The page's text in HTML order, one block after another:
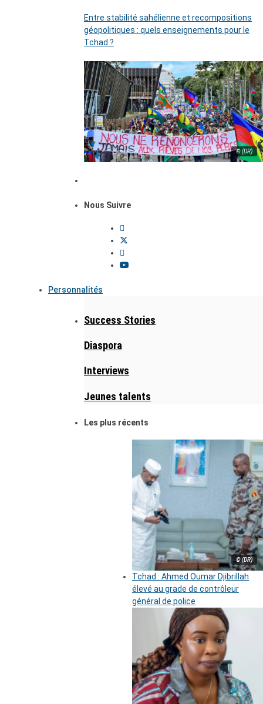
Entre stabilité sahélienne et recompositions
géopolitiques : quels enseignements pour le
Tchad ?
© (DR)
Nous Suivre
Personnalités
Success Stories
Diaspora
Interviews
Jeunes talents
Les plus récents
© (DR)
Tchad : Ahmed Oumar Djibrillah
élevé au grade de contrôleur
général de police